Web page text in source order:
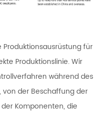
für
Produktionslinie. Wir
während des
von der Beschaffung der
Komponenten, die